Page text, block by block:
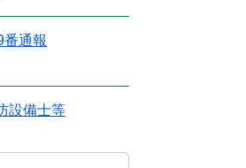
通報
設備士等